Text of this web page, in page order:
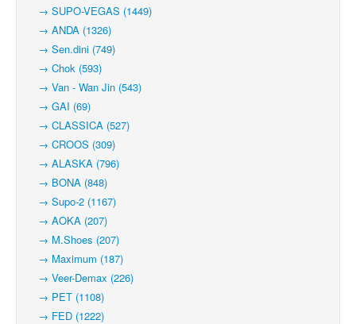
→ SUPO-VEGAS (1449)
→ ANDA (1326)
→ Sen.dini (749)
→ Chok (593)
→ Van - Wan Jin (543)
→ GAI (69)
→ CLASSICA (527)
→ CROOS (309)
→ ALASKA (796)
→ BONA (848)
→ Supo-2 (1167)
→ AOKA (207)
→ M.Shoes (207)
→ Maximum (187)
→ Veer-Demax (226)
→ PET (1108)
→ FED (1222)